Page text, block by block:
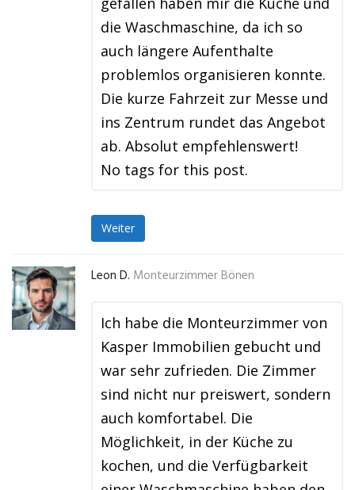
die Waschmaschine, da ich so
auch längere Aufenthalte
problemlos organisieren konnte.
Die kurze Fahrzeit zur Messe und
ins Zentrum rundet das Angebot
ab. Absolut empfehlenswert!
No tags for this post.
Weiter
Leon D. Monteurzimmer Bönen
Ich habe die Monteurzimmer von
Kasper Immobilien gebucht und
war sehr zufrieden. Die Zimmer
sind nicht nur preiswert, sondern
auch komfortabel. Die
Möglichkeit, in der Küche zu
kochen, und die Verfügbarkeit